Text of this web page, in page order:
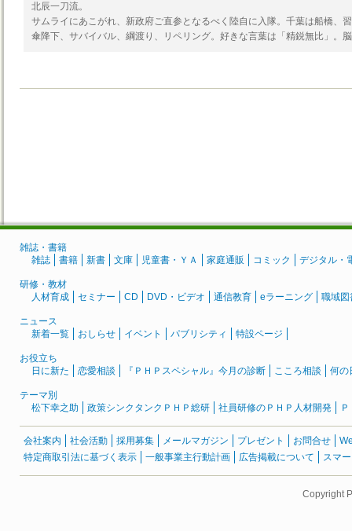
北辰一刀流。
サムライにあこがれ、新政府ご直参となるべく陸自に入隊。千葉は船橋、
傘降下、サバイバル、綱渡り、リペリング。好きな言葉は「精鋭無比」。
雑誌・書籍
雑誌
書籍 新書 文庫 児童書・ＹＡ 家庭通販 コミック デジタル・
研修・教材
人材育成
セミナー CD DVD・ビデオ 通信教育 eラーニング 職域図
ニュース
新着一覧
おしらせ イベント パブリシティ 特設ページ
お役立ち
日に新た
恋愛相談 『ＰＨＰスペシャル』今月の診断 こころ相談 何の
テーマ別
松下幸之助
政策シンクタンクＰＨＰ総研 社員研修のＰＨＰ人材開発
会社案内 社会活動 採用募集 メールマガジン プレゼント お問合せ
特定商取引法に基づく表示
一般事業主行動計画 広告掲載について スマ
Copyright